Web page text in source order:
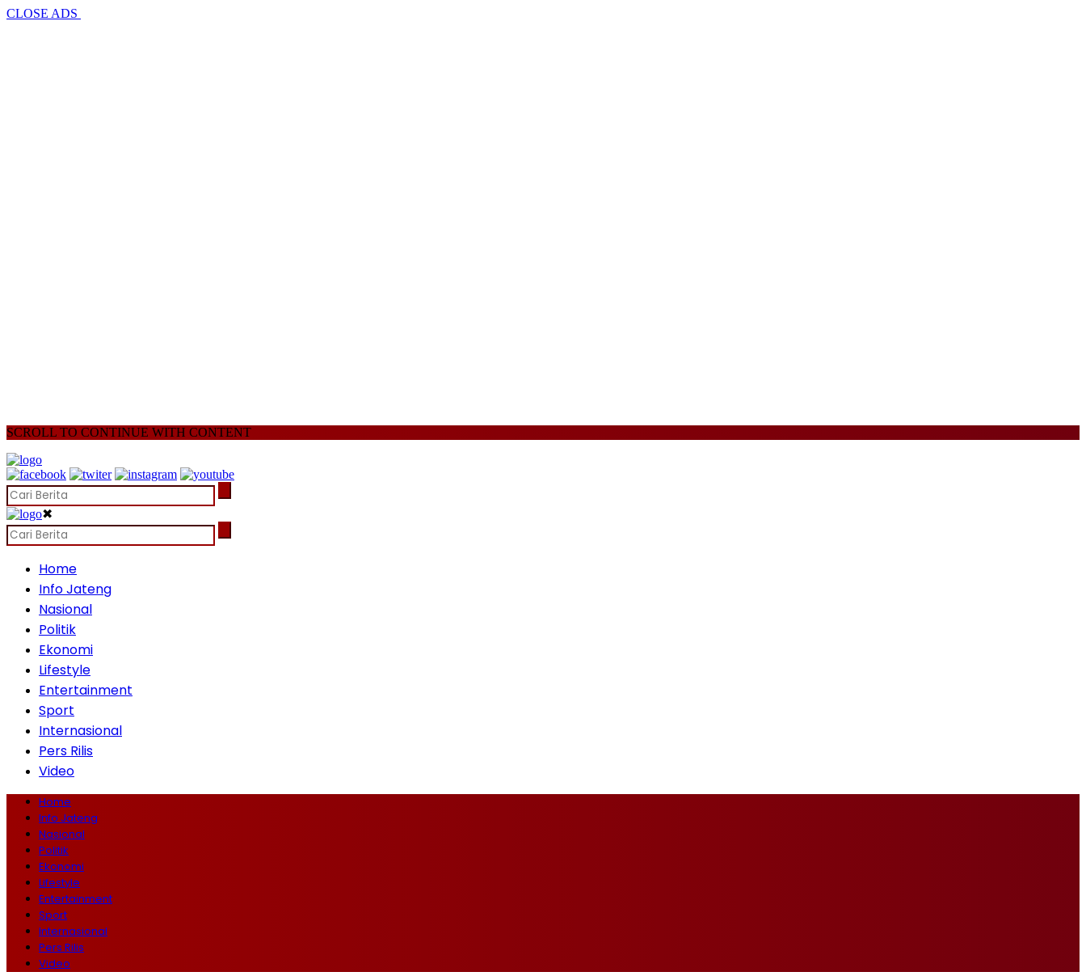
CLOSE ADS
SCROLL TO CONTINUE WITH CONTENT
✖
Home
Info Jateng
Nasional
Politik
Ekonomi
Lifestyle
Entertainment
Sport
Internasional
Pers Rilis
Video
Home
Info Jateng
Nasional
Politik
Ekonomi
Lifestyle
Entertainment
Sport
Internasional
Pers Rilis
Video